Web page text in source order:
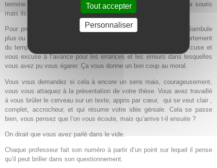
termine généralement bien. Les chats jouent longtemps avec la souris
mais ils la laissent vivre.
Pour présenter votre travail, votre directeur de thèse fait un préambule
plus ou moins long et réussi. La qualité de son discours dépend fortement
du temps qu’il a passé à lire la thèse… Il peut arriver qu’il s’excuse et
vous excuse à l’avance pour les errances et les erreurs dans lesquelles
vous avez pu vous égarer. Ça vous donne un bon coup au moral.
Vous vous demandez si cela à encore un sens mais, courageusement,
vous vous attaquez à la présentation de votre thèse. Vous avez travaillé
à vous brûler le cerveau sur un texte, appris par cœur, qui se veut clair ,
complet, accrocheur, et qui résume votre idée géniale. Cela se passe
bien, vous pensez que l’on vous écoute, mais qu’arrive t-il ensuite ?
On dirait que vous avez parlé dans le vide.
Chaque professeur fait son numéro à partir d’un point sur lequel il pense
qu’il peut briller dans son questionnement.
Tout accepter
Personnaliser